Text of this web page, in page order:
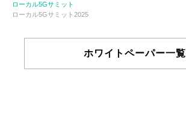
ローカル5Gサミット
ローカル5Gサミット2025
ホワイトペーパー一覧